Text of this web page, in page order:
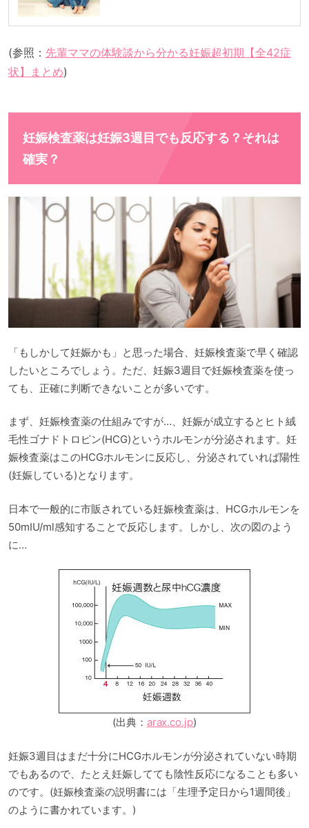
(参照： 先輩ママの体験談から分かる妊娠超初期【全42症
状】まとめ)
妊娠検査薬は妊娠3週目でも反応する？それは
確実？
「もしかして妊娠かも」と思った場合、妊娠検査薬で早く確認
したいところでしょう。ただ、妊娠3週目で妊娠検査薬を使っ
ても、正確に判断できないことが多いです。
まず、妊娠検査薬の仕組みですが…、妊娠が成立するとヒト絨
毛性ゴナドトロピン(HCG)というホルモンが分泌されます。妊
娠検査薬はこのHCGホルモンに反応し、分泌されていれば陽性
(妊娠している)となります。
日本で一般的に市販されている妊娠検査薬は、HCGホルモンを
50mIU/ml感知することで反応します。しかし、次の図のよう
に…
(出典： arax.co.jp)
妊娠3週目はまだ十分にHCGホルモンが分泌されていない時期
でもあるので、たとえ妊娠してても陰性反応になることも多い
のです。(妊娠検査薬の説明書には「生理予定日から1週間後」
のように書かれています。)